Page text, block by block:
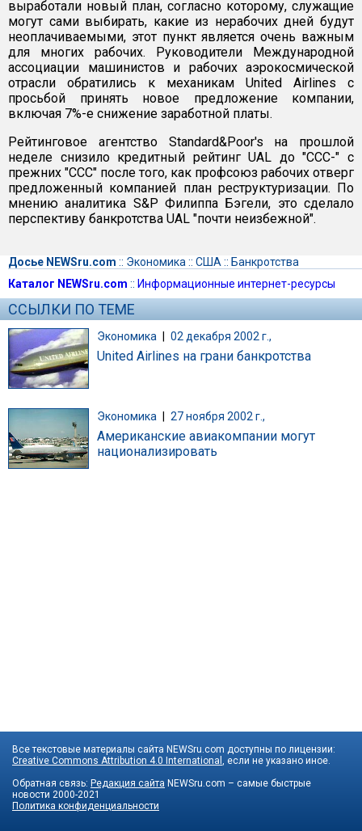
выработали новый план, согласно которому, служащие
могут сами выбирать, какие из нерабочих дней будут
неоплачиваемыми, этот пункт является очень важным
для многих рабочих. Руководители Международной
ассоциации машинистов и рабочих аэрокосмической
отрасли обратились к механикам United Airlines с
просьбой принять новое предложение компании,
включая 7%-е снижение заработной платы.
Рейтинговое агентство Standard&Poor's на прошлой
неделе снизило кредитный рейтинг UAL до "ССС-" с
прежних "ССС" после того, как профсоюз рабочих отверг
предложенный компанией план реструктуризации. По
мнению аналитика S&P Филиппа Бэгели, это сделало
перспективу банкротства UAL "почти неизбежной".
Досье NEWSru.com :: Экономика :: США :: Банкротства
Каталог NEWSru.com :: Информационные интернет-ресурсы
ССЫЛКИ ПО ТЕМЕ
Экономика | 02 декабря 2002 г.,
United Airlines на грани банкротства
Экономика | 27 ноября 2002 г.,
Американские авиакомпании могут
национализировать
Все текстовые материалы сайта NEWSru.com доступны по лицензии:
Creative Commons Attribution 4.0 International
, если не указано иное.
Обратная связь: Редакция сайта NEWSru.com – самые быстрые
новости 2000-2021
Политика конфиденциальности